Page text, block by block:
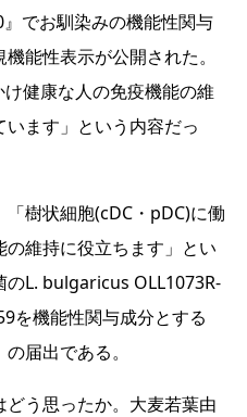
でお馴染みの機能性関与
能性表示が公開された。
け健康な人の免疫機能の維
ます」という内容だっ
樹状細胞(cDC・pDC)に働
維持に役立ちます」とい
のL. bulgaricus OLL1073R-
を機能性関与成分とする
届出である。
う思ったか。大麦若葉由